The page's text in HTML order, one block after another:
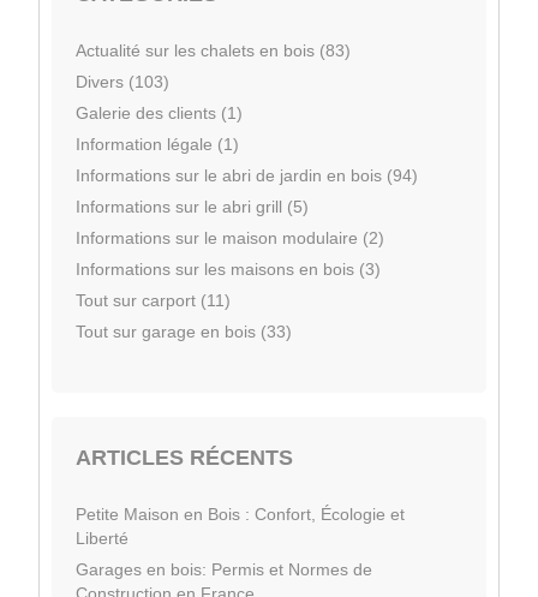
Actualité sur les chalets en bois (83)
Divers (103)
Galerie des clients (1)
Information légale (1)
Informations sur le abri de jardin en bois (94)
Informations sur le abri grill (5)
Informations sur le maison modulaire (2)
Informations sur les maisons en bois (3)
Tout sur carport (11)
Tout sur garage en bois (33)
ARTICLES RÉCENTS
Petite Maison en Bois : Confort, Écologie et
Liberté
Garages en bois: Permis et Normes de
Construction en France